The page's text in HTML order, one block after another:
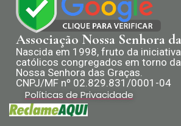
Associação Nossa Senhora
Nascida em 1998, fruto da
católicos congregados em torno
Nossa Senhora das Graças.
CNPJ/MF nº 02.829.831/0001-04
Políticas de Privacidade